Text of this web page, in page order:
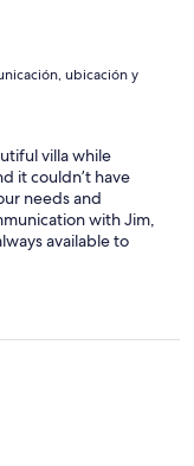
ubicación y
villa while
it couldn’t have
needs and
with Jim,
available to
transfers, which
returning. A truly